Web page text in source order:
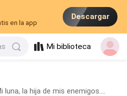
en la app
Descargar
Mi biblioteca
luna, la hija de mis enemigos.